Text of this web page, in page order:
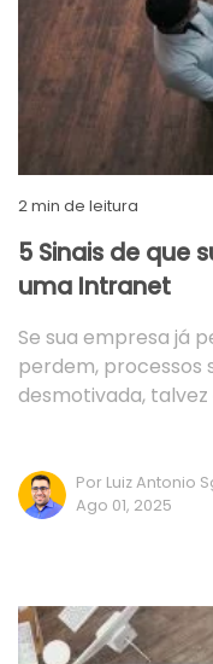
2min de leitura
5 Sinais de que
uma Intranet
Se sua empresa já
perdem, processos
desmotivada, talvez
Por Luiz Antonio
Ago 01, 2025